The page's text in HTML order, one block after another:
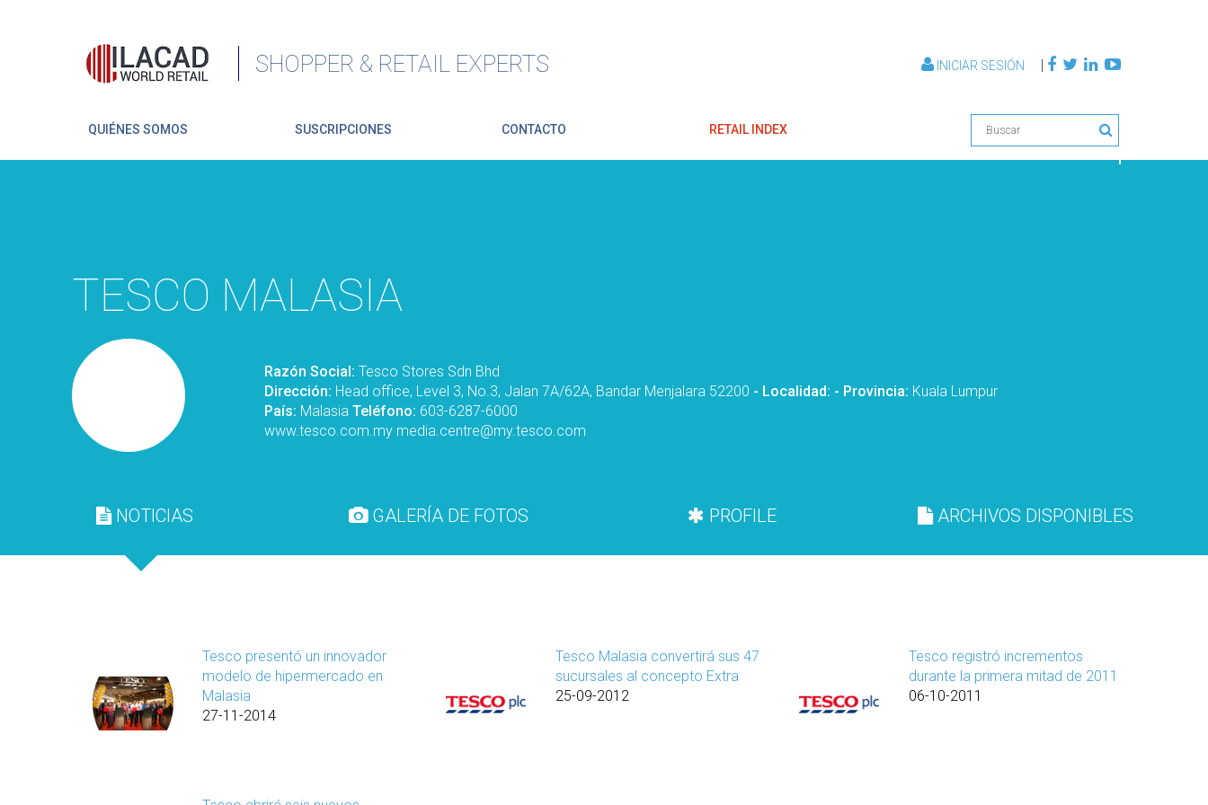
SHOPPER & RETAIL EXPERTS INICIAR SESIÓN |
QUIÉNES SOMOS SUSCRIPCIONES CONTACTO RETAIL INDEX
TESCO MALASIA
Razón Social: Tesco Stores Sdn Bhd
Dirección: Head office, Level 3, No.3, Jalan 7A/62A, Bandar Menjalara 52200 - Localidad: - Provincia: Kuala Lumpur
País: Malasia Teléfono: 603-6287-6000
www.tesco.com.my media.centre@my.tesco.com
NOTICIAS GALERÍA DE FOTOS PROFILE ARCHIVOS DISPONIBLES
Tesco presentó un innovador
modelo de hipermercado en
Malasia
27-11-2014
Tesco Malasia convertirá sus 47
sucursales al concepto Extra
25-09-2012
Tesco registró incrementos
durante la primera mitad de 2011
06-10-2011